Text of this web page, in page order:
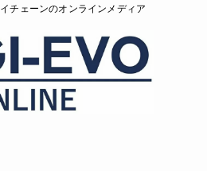
チェーンのオンラインメディア